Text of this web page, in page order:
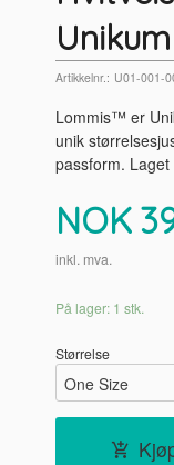
Artikkelnr.: U01-001-
Lommis™ er
unik
passform. Laget
Pris
NOK
inkl. mva.
På lager: 1 stk.
Størrelse